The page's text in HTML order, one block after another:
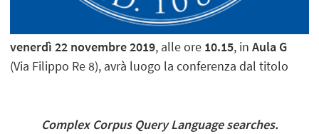
venerdì 22 novembre 2019, alle ore 10.15, inAula G
(Via Filippo Re 8), avrà luogo la conferenza dal titolo
Complex Corpus Query Language searches.